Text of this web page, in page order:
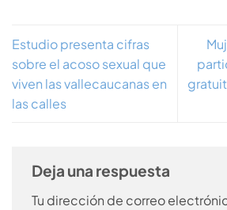
Estudio presenta cifras
sobre el acoso sexual que
viven las vallecaucanas en
las calles
Deja una respuesta
Tu dirección de correo